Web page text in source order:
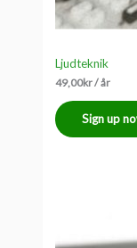
Ljudteknik
49,00kr/ år
Sign up